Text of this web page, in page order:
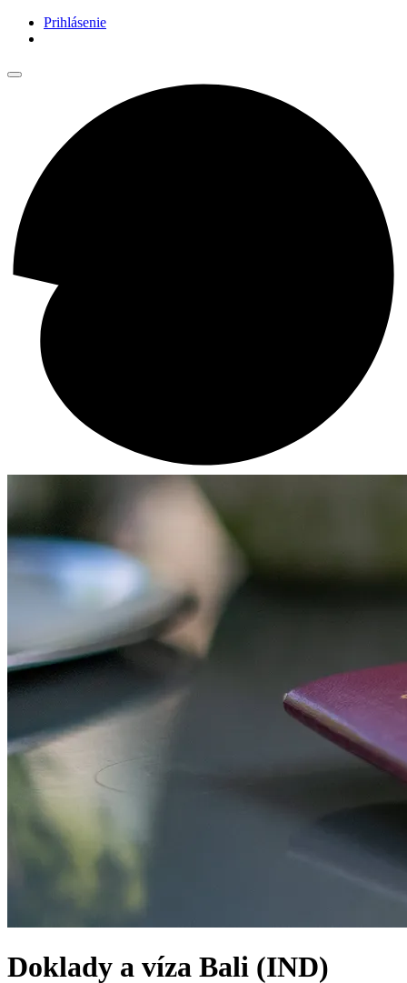
Prihlásenie
Doklady a víza Bali (IND)